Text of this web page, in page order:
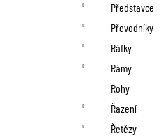
Představce
Převodníky
Ráfky
Rámy
Rohy
Řazení
Řetězy